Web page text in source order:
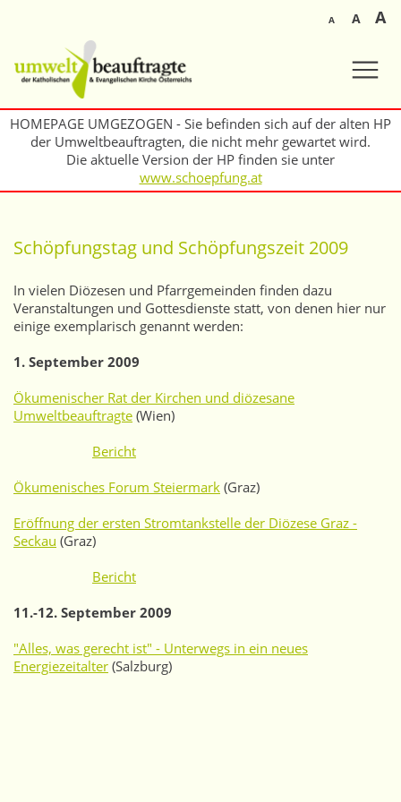
A A A
HOMEPAGE UMGEZOGEN - Sie befinden sich auf der alten HP
der Umweltbeauftragten, die nicht mehr gewartet wird.
Die aktuelle Version der HP finden sie unter
www.schoepfung.at
Schöpfungstag und Schöpfungszeit 2009
In vielen Diözesen und Pfarrgemeinden finden dazu
Veranstaltungen und Gottesdienste statt, von denen hier nur
einige exemplarisch genannt werden:
1. September 2009
Ökumenischer Rat der Kirchen und diözesane
Umweltbeauftragte (Wien)
Bericht
Ökumenisches Forum Steiermark (Graz)
Eröffnung der ersten Stromtankstelle der Diözese Graz -
Seckau (Graz)
Bericht
11.-12. September 2009
"Alles, was gerecht ist" - Unterwegs in ein neues
Energiezeitalter (Salzburg)